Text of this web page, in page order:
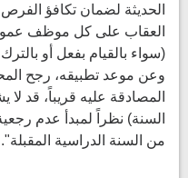
الحديثة لضمان تكافؤ
العقاب على كل موظف
(سواء بالقيام بفعل أو
وعن موعد تطبيقه، رجح
المصادقة عليه قريباً، قد لا
السنة) نظراً لمبدأ عدم
من السنة الدراسية المقبلة".